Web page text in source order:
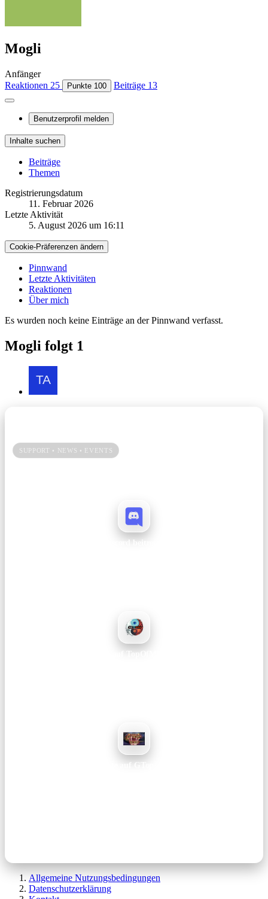
Mogli
Anfänger
Reaktionen 25 Punkte 100 Beiträge 13
Benutzerprofil melden
Inhalte suchen
Beiträge
Themen
Registrierungsdatum
11. Februar 2026
Letzte Aktivität
5. August 2026 um 16:11
Cookie-Präferenzen ändern
Pinnwand
Letzte Aktivitäten
Reaktionen
Über mich
Es wurden noch keine Einträge an der Pinnwand verfasst.
Mogli folgt 1
SUPPORT • NEWS • EVENTS
Discord beitreten
Vote auf TopOfMMOs
Vote auf GTop100
Allgemeine Nutzungsbedingungen
Datenschutzerklärung